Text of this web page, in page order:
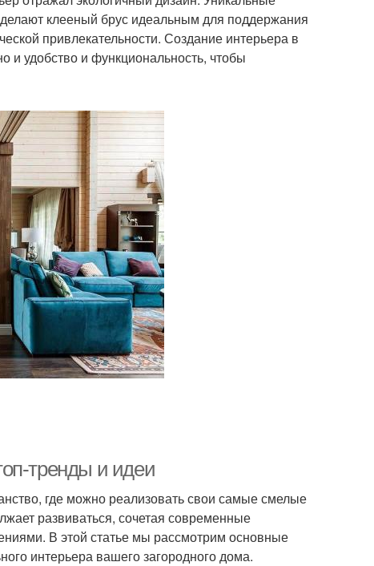
клееный брус идеальным для поддержания
привлекательности. Создание интерьера в
и удобство и функциональность, чтобы
тренды и идеи
где можно реализовать свои самые смелые
развиваться, сочетая современные
В этой статье мы рассмотрим основные
интерьера вашего загородного дома.